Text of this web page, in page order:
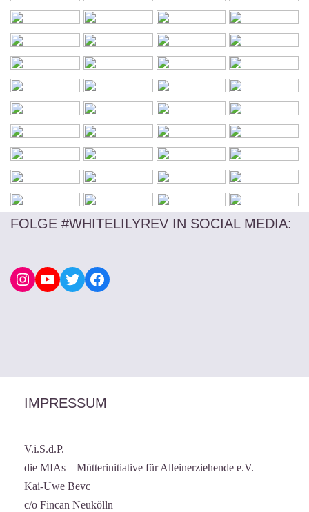
FOLGE #WHITELILYREV IN SOCIAL MEDIA:
IMPRESSUM
V.i.S.d.P.
die MIAs – Mütterinitiative für Alleinerziehende e.V.
Kai-Uwe Bevc
c/o Fincan Neukölln